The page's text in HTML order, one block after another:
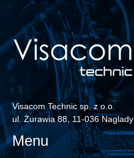
Visacom Technic sp. z o.o.
ul. Żurawia 88, 11-036 Naglady
Menu